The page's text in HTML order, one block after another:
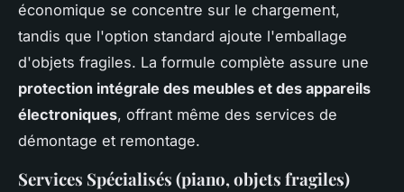
économique se concentre sur le chargement,
tandis que l'option standard ajoute l'emballage
d'objets fragiles. La formule complète assure une
protection intégrale des meubles et des appareils
électroniques, offrant même des services de
démontage et remontage.
Services Spécialisés (piano, objets fragiles)